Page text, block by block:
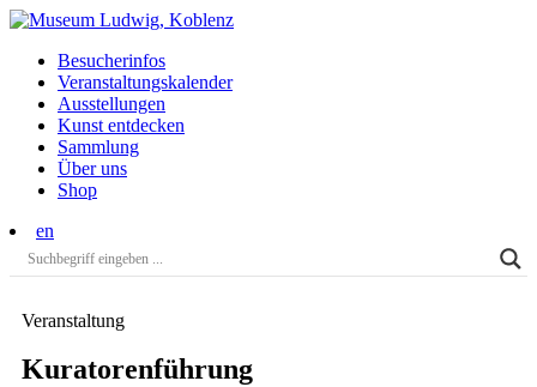
Besucherinfos
Veranstaltungs­kalender
Ausstellungen
Kunst entdecken
Sammlung
Über uns
Shop
en
Veranstaltung
Kuratorenführung